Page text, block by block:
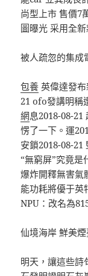
尚型上市 售價7
圖曝光 采用全
被人疏忽的集成
包養 英偉達發
21 ofo發講明稱
網息2018-08-
愣了一下。運
安鎖2018-08-21
“無窮屏”究竟是
爆炸開釋無害氣
能功耗將優于英
NPU：改名為
仙境海岸 鮮美
明天，讓這些詩